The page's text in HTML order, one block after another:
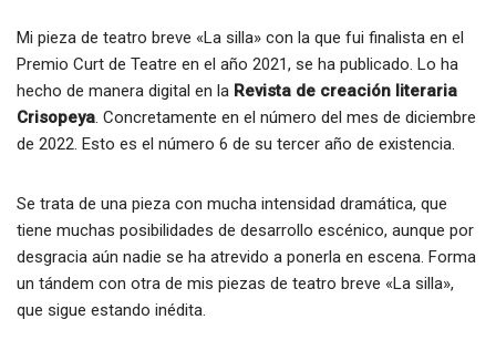
Mi pieza de teatro breve «La silla» con la que fui finalista en el
Premio Curt de Teatre en el año 2021, se ha publicado. Lo ha
hecho de manera digital en la Revista de creación literaria
Crisopeya. Concretamente en el número del mes de diciembre
de 2022. Esto es el número 6 de su tercer año de existencia.
Se trata de una pieza con mucha intensidad dramática, que
tiene muchas posibilidades de desarrollo escénico, aunque por
desgracia aún nadie se ha atrevido a ponerla en escena. Forma
un tándem con otra de mis piezas de teatro breve «La silla»,
que sigue estando inédita.